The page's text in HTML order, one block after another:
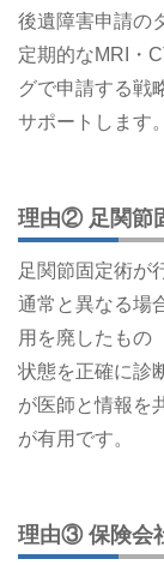
後遺障害申請の
定期的なMRI・
グで申請する戦
サポートします。
理由② 足関節
足関節固定術が
通常と異なる場
用を廃したもの
状態を正確に診
が医師と情報を
が有用です。
理由③ 保険会